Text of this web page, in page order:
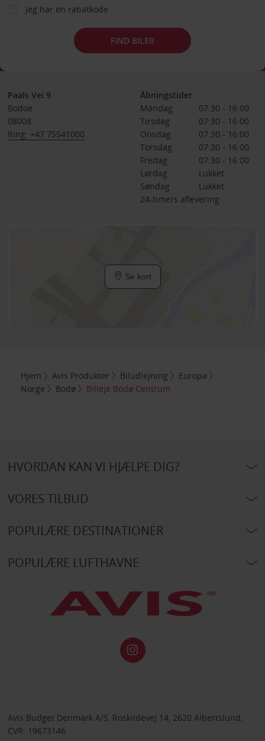
Jeg har en rabatkode
FIND BILER
Paals Vei 9
Bodoe
08008
Ring: +47 75541000
Åbningstider
Mandag
07:30 - 16:00
Tirsdag
07:30 - 16:00
Onsdag
07:30 - 16:00
Torsdag
07:30 - 16:00
Fredag
07:30 - 16:00
Lørdag
Lukket
Søndag
Lukket
24-timers aflevering
Se kort
Hjem Avis Produkter Biludlejning
Europa
Norge
Bodø Billeje Bodø Centrum
HVORDAN KAN VI HJÆLPE DIG?
VORES TILBUD
POPULÆRE DESTINATIONER
POPULÆRE LUFTHAVNE
Avis Budget Denmark A/S, Roskildevej 14, 2620 Albertslund,
CVR: 19673146